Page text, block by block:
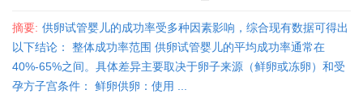
摘要: 供卵试管婴儿的成功率受多种因素影响，综合现有数据可得出
以下结论： 整体成功率范围 供卵试管婴儿的平均成功率通常在
40%-65%之间‌。具体差异主要取决于卵子来源（鲜卵或冻卵）和受
孕方子宫条件： 鲜卵供卵‌：使用 ...